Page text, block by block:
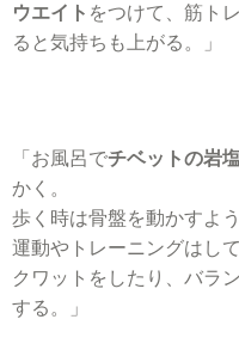
ウエイト をつけて、筋ト
ると気持ちも上がる。」
「お風呂でチベットの岩塩
かく。
歩く時は骨盤を動かすよ
運動やトレーニングはし
クワットをしたり、バラ
する。」